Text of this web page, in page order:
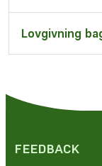
Lovgivning
FEEDBACK